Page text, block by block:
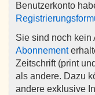
Benutzerkonto
Sie sind noch kein
Abonnement
Zeitschrift (print
als andere. Dazu
andere exklusive